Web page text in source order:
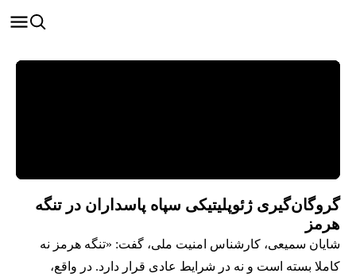
گروگان‌گیری ژئوپلیتیکی سپاه پاسداران در تنگه
هرمز
شایان سمیعی، کارشناس امنیت ملی، گفت: «تنگه هرمز نه
کاملا بسته است و نه در شرایط عادی قرار دارد. در واقع،